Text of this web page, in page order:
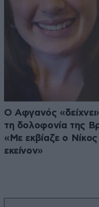
Ο Αφγανός
τη δολοφονία της
«Με εκβίαζε ο
εκείνον»